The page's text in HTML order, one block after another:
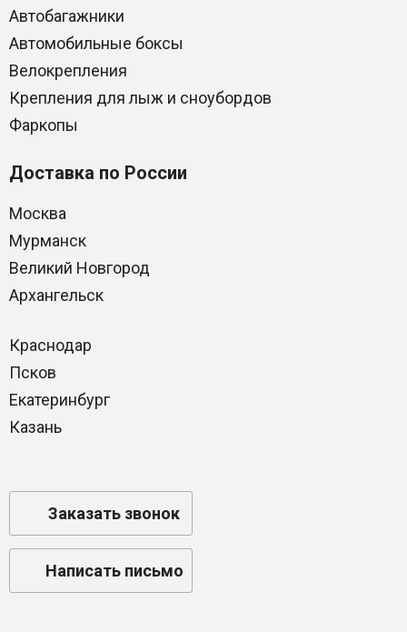
Автобагажники
Автомобильные боксы
Велокрепления
Крепления для лыж и сноубордов
Фаркопы
Доставка по России
Москва
Мурманск
Великий Новгород
Архангельск
Краснодар
Псков
Екатеринбург
Казань
Заказать звонок
Написать письмо